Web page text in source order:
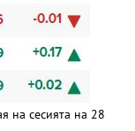
на сесията на 28